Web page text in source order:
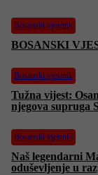
Bosanski vjestnik
BOSANSKI
Bosanski vjestnik
Tužna vijest:
njegova supruga
Bosanski vjestnik
Naš legendarni
oduševljenje u